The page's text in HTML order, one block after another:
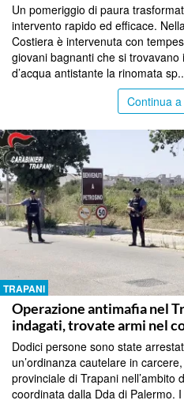
Un pomeriggio di paura
intervento rapido ed efficace.
Costiera è intervenuta con
giovani bagnanti che si
d’acqua antistante la rinomata
Continua
TRAPANI
Operazione antimafia nel
indagati, trovate armi nel
Dodici persone sono state
un’ordinanza cautelare in
provinciale di Trapani nell’ambito
coordinata dalla Dda di Palermo.